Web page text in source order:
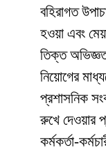
বহিরাগত
হওয়া এবং
তিক্ত
নিয়োগের
প্রশাসনিক
রুখে দেওয়ার
কর্মকর্তা-